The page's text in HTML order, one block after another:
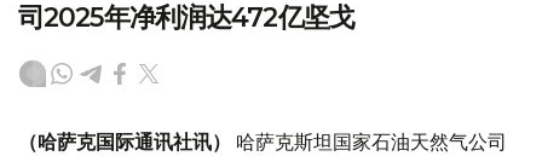
司2025年净利润达472亿坚戈
（哈萨克国际通讯社讯）
哈萨克斯坦国家石油天然气公司